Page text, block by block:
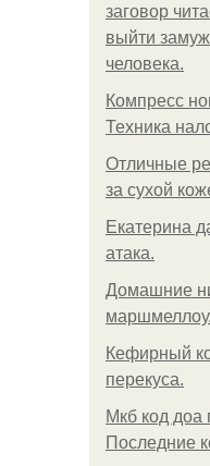
заговор
выйти замуж
человека.
Компресс
Техника
Отличные
за сухой
Екатерина
атака.
Домашние
маршмеллоу.
Кефирный
перекуса.
Мкб код доа
Последние